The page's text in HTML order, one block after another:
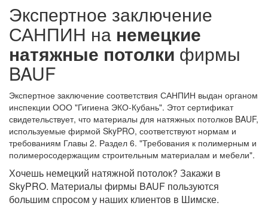
Экспертное заключение
САНПИН на немецкие
натяжные потолки фирмы
BAUF
Экспертное заключение соответствия САНПИН выдан органом
инспекции ООО "Гигиена ЭКО-Кубань". Этот сертификат
свидетельствует, что материалы для натяжных потолков BAUF,
используемые фирмой SkyPRO, соответствуют нормам и
требованиям Главы 2. Раздел 6. "Требования к полимерным и
полимеросодержащим строительным материалам и мебели".
Хочешь немецкий натяжной потолок? Закажи в
SkyPRO. Материалы фирмы BAUF пользуются
большим спросом у наших клиентов в Шимске.